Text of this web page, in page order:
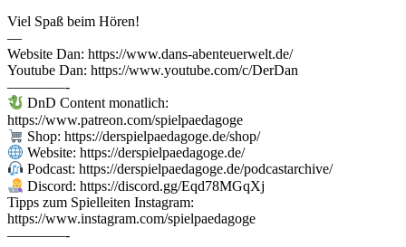
Viel Spaß beim Hören!
—
Website Dan: https://www.dans-abenteuerwelt.de/
Youtube Dan: https://www.youtube.com/c/DerDan
————-
DnD Content monatlich:
https://www.patreon.com/spielpaedagoge
Shop: https://derspielpaedagoge.de/shop/
Website: https://derspielpaedagoge.de/
Podcast: https://derspielpaedagoge.de/podcastarchive/
Discord: https://discord.gg/Eqd78MGqXj
Tipps zum Spielleiten Instagram:
https://www.instagram.com/spielpaedagoge
————-